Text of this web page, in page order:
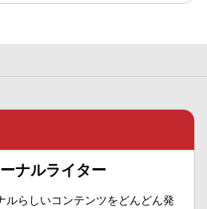
ナルライター
ルらしいコンテンツをどんどん発